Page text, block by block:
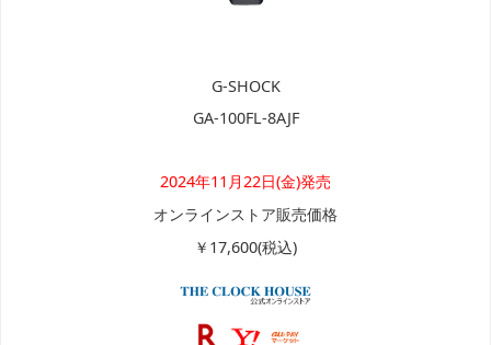
G-SHOCK
GA-100FL-8AJF
2024年11月22日(金)発売
オンラインストア販売価格
￥17,600(税込)